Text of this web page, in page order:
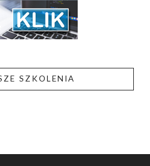
SZKOLENIA